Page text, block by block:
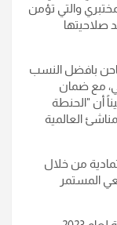
والتي تؤمن
صلاحيتها
بافضل النسب
مع ضمان
أن "الحنطة
العالمية
من خلال
المستمر